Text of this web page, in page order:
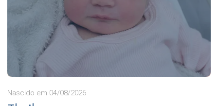
Nascido em 04/08/2026